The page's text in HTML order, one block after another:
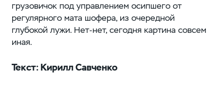
грузовичок под управлением осипшего от
регулярного мата шофера, из очередной
глубокой лужи. Нет-нет, сегодня картина совсем
иная.
Текст: Кирилл Савченко